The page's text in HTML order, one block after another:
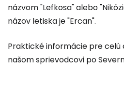
názvom "Lefkosa" alebo
názov letiska je "Ercan".
Praktické informácie pre celú
našom sprievodcovi po